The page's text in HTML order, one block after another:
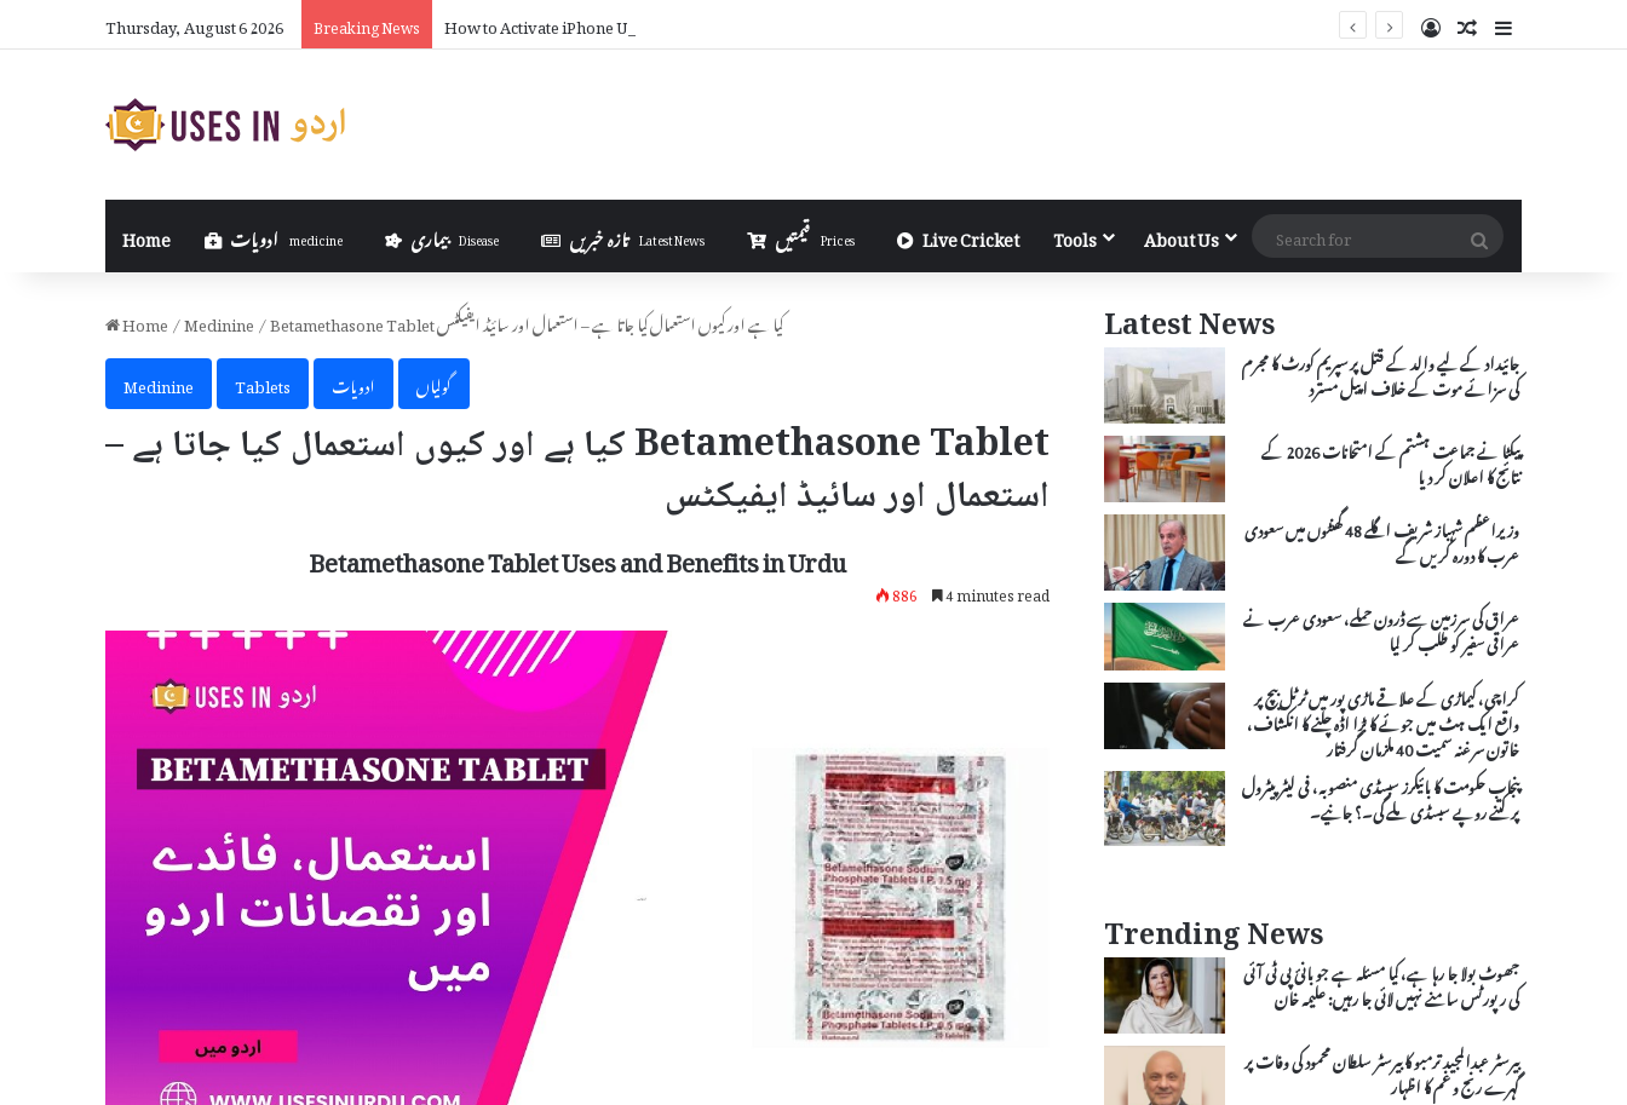
Thursday, August 6 2026 Breaking News How to Activate iPhone Using 3uTools in Urdu Log InRandom Article
Sidebar
Home medicine بیماری Disease تازہ خبریں Latest News Prices Live Cricket Tools About Us
Search
for
Home/Medinine/
Betamethasone Tablet کیا ہے اور کیوں استعمال کیا جاتا ہے – استعمال اور سائیڈ ایفیکٹس
Medinine
Tablets ادویات گولیاں
Betamethasone Tablet کیا ہے اور کیوں استعمال کیا جاتا ہے –
استعمال اور سائیڈ ایفیکٹس
Betamethasone Tablet Uses and Benefits in Urdu
886 4 minutes read
Latest News
جائیداد کے لیے والد کے قتل پر سپریم کورٹ کا مجرم
کی سزائے موت کے خلاف اپیل مسترد
پیکٹا نے جماعت ہشتم کے امتحانات 2026 کے
نتائج کا اعلان کر دیا
وزیراعظم شہباز شریف اگلے 48 گھنٹوں میں سعودی
عرب کا دورہ کریں گے
عراق کی سرزمین سے ڈرون حملے، سعودی عرب نے
عراقی سفیر کو طلب کر لیا
کراچی، کیماڑی کے علاقے ماڑی پور میں ٹرٹل بیچ پر
واقع ایک ہٹ میں جوئے کا بڑا اڈہ چلنے کا انکشاف،
خاتون سرغنہ سمیت 40 ملزمان گرفتار
پنجاب حکومت کا بائیکرز سبسڈی منصوبہ، فی لیٹر پیٹرول
پر کتنے روپے سبسڈی ملے گی۔؟ جانیے۔
Trending News
جھوٹ بولا جا رہا ہے، کیا مسئلہ ہے جو بانیٔ پی ٹی آئی
کی رپورٹس سامنے نہیں لائی جا رہیں: علیمہ خان
بیرسٹر عبدالمجید ترمبو کا بیرسٹر سلطان محمود کی وفات پر
گہرے رنج و غم کا اظہار